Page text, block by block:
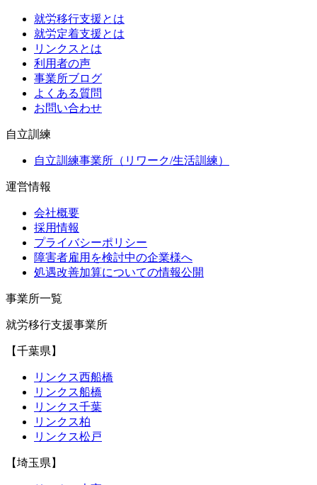
就労移行支援とは
就労定着支援とは
リンクスとは
利用者の声
事業所ブログ
よくある質問
お問い合わせ
自立訓練
自立訓練事業所（リワーク/生活訓練）
運営情報
会社概要
採用情報
プライバシーポリシー
障害者雇用を検討中の企業様へ
処遇改善加算についての情報公開
事業所一覧
就労移行支援事業所
【千葉県】
リンクス西船橋
リンクス船橋
リンクス千葉
リンクス柏
リンクス松戸
【埼玉県】